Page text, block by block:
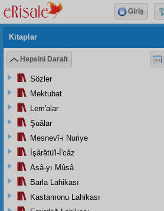
Kitaplar
Hepsini Daralt
Sözler
Mektubat
Lem'alar
Şuâlar
Mesnevî-i Nuriye
İşârâtü'l-İ'câz
Asâ-yı Mûsâ
Barla Lahikası
Kastamonu Lahikası
Giriş